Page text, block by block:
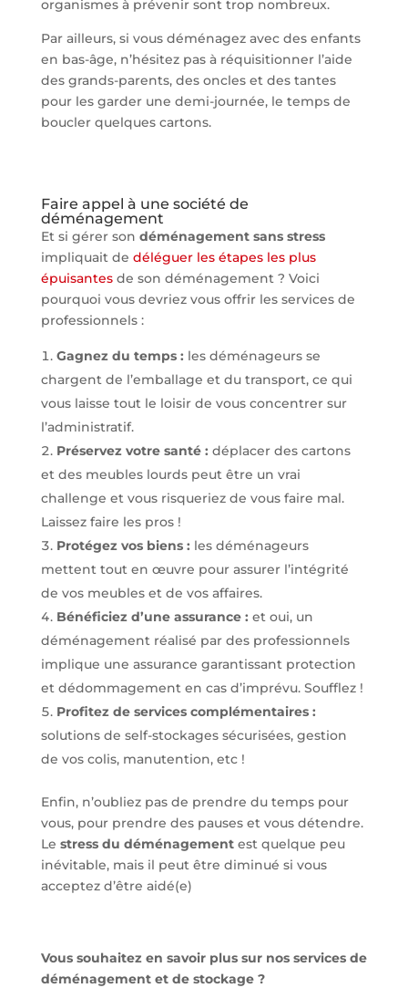
organismes à prévenir sont trop nombreux.
Par ailleurs, si vous déménagez avec des enfants
en bas-âge, n’hésitez pas à réquisitionner l’aide
des grands-parents, des oncles et des tantes
pour les garder une demi-journée, le temps de
boucler quelques cartons.
Faire appel à une société de
déménagement
Et si gérer son déménagement sans stress
impliquait de déléguer les étapes les plus
épuisantesde son déménagement ? Voici
pourquoi vous devriez vous offrir les services de
professionnels :
Gagnez du temps : les déménageurs se
chargent de l’emballage et du transport, ce qui
vous laisse tout le loisir de vous concentrer sur
l’administratif.
Préservez votre santé : déplacer des cartons
et des meubles lourds peut être un vrai
challenge et vous risqueriez de vous faire mal.
Laissez faire les pros !
Protégez vos biens : les déménageurs
mettent tout en œuvre pour assurer l’intégrité
de vos meubles et de vos affaires.
Bénéficiez d’une assurance : et oui, un
déménagement réalisé par des professionnels
implique une assurance garantissant protection
et dédommagement en cas d’imprévu. Soufflez !
Profitez de services complémentaires :
solutions de self-stockages sécurisées, gestion
de vos colis, manutention, etc !
Enfin, n’oubliez pas de prendre du temps pour
vous, pour prendre des pauses et vous détendre.
Le stress du déménagement est quelque peu
inévitable, mais il peut être diminué si vous
acceptez d’être aidé(e)
Vous souhaitez en savoir plus sur nos services de
déménagement et de stockage ?